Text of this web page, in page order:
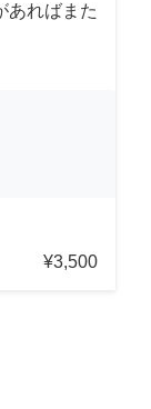
あればまた
¥3,500